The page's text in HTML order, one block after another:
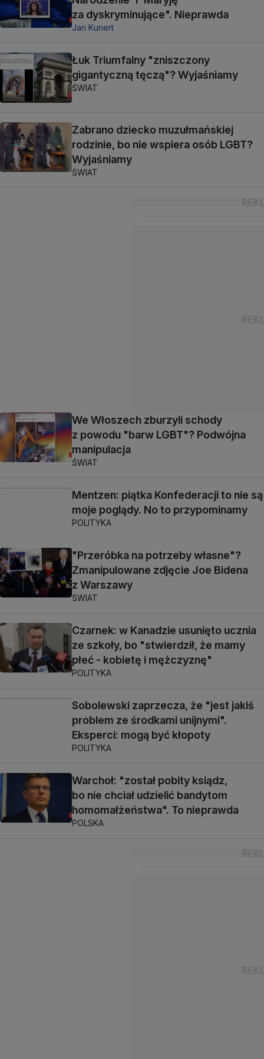
za dyskryminujące". Nieprawda
Jan Kunert
Łuk Triumfalny "zniszczony
gigantyczną tęczą"? Wyjaśniamy
ŚWIAT
Zabrano dziecko muzułmańskiej
rodzinie, bo nie wspiera osób LGBT?
Wyjaśniamy
ŚWIAT
We Włoszech zburzyli schody
z powodu "barw LGBT"? Podwójna
manipulacja
ŚWIAT
Mentzen: piątka Konfederacji to nie są
moje poglądy. No to przypominamy
POLITYKA
"Przeróbka na potrzeby własne"?
Zmanipulowane zdjęcie Joe Bidena
z Warszawy
ŚWIAT
Czarnek: w Kanadzie usunięto ucznia
ze szkoły, bo "stwierdził, że mamy
płeć - kobietę i mężczyznę"
POLITYKA
Sobolewski zaprzecza, że "jest jakiś
problem ze środkami unijnymi".
Eksperci: mogą być kłopoty
POLITYKA
Warchoł: "został pobity ksiądz,
bo nie chciał udzielić bandytom
homomałżeństwa". To nieprawda
POLSKA